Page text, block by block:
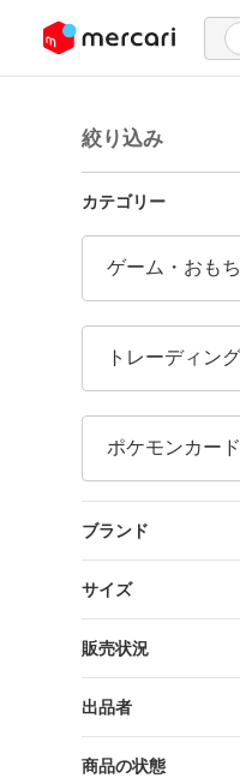
ツにスキップ
絞り込み
カテゴリー
ブランド
サイズ
販売状況
出品者
商品の状態